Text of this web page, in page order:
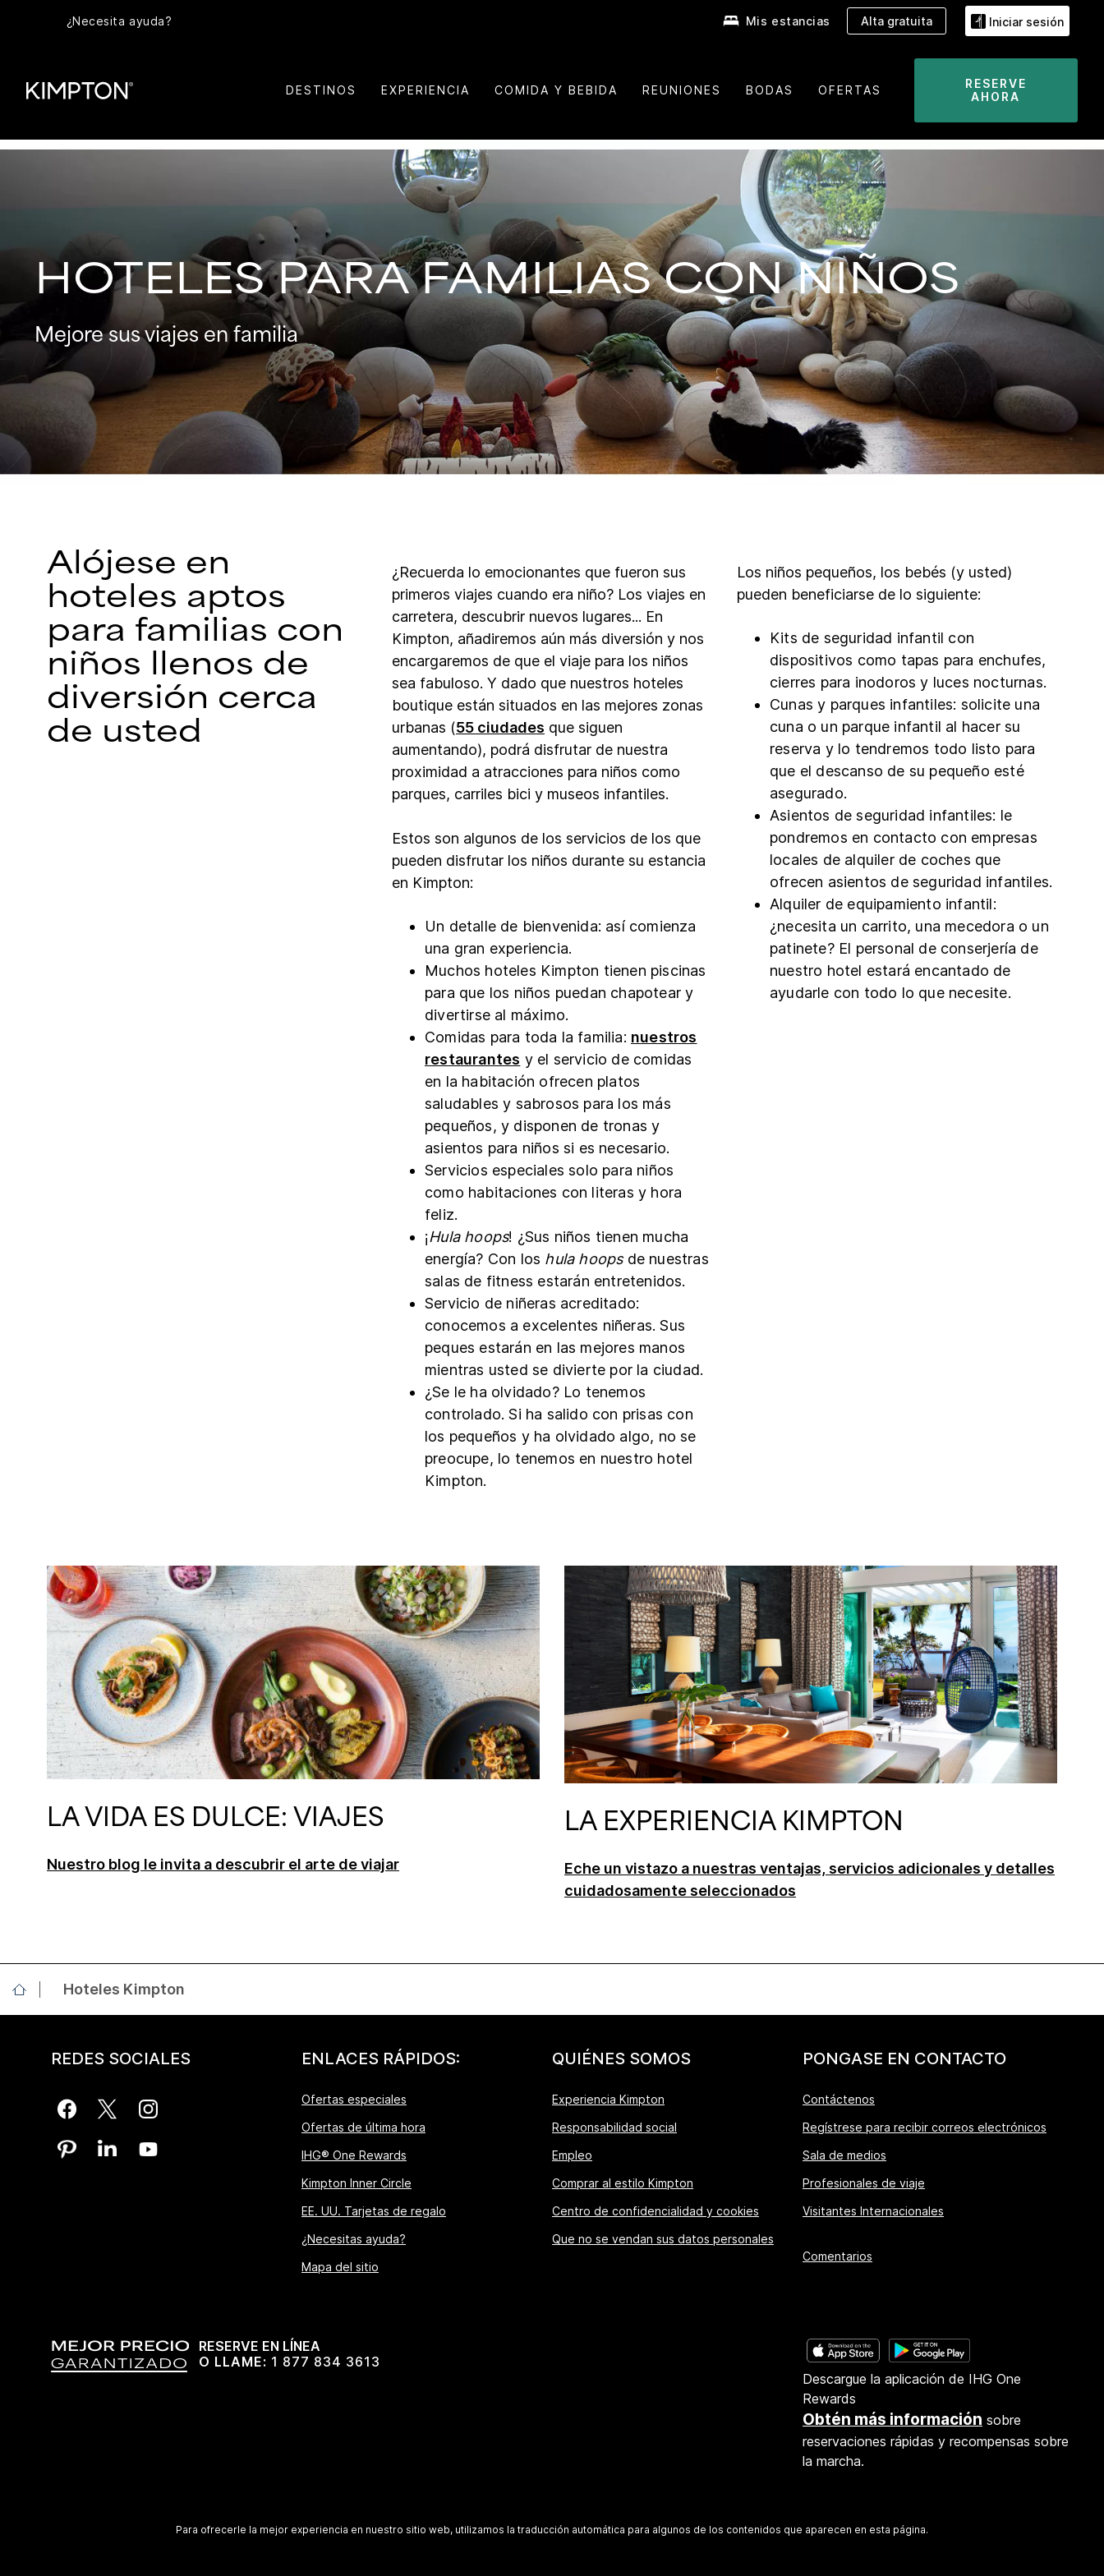
¿Necesita ayuda? Mis estancias Alta gratuita Iniciar sesión
DESTINOS EXPERIENCIA COMIDA Y BEBIDA REUNIONES BODAS OFERTAS
RESERVE
AHORA
HOTELES PARA FAMILIAS CON NIÑOS
Mejore sus viajes en familia
Alójese en
hoteles aptos
para familias con
niños llenos de
diversión cerca
de usted
¿Recuerda lo emocionantes que fueron sus
primeros viajes cuando era niño? Los viajes en
carretera, descubrir nuevos lugares... En
Kimpton, añadiremos aún más diversión y nos
encargaremos de que el viaje para los niños
sea fabuloso. Y dado que nuestros hoteles
boutique están situados en las mejores zonas
urbanas (55 ciudades que siguen
aumentando), podrá disfrutar de nuestra
proximidad a atracciones para niños como
parques, carriles bici y museos infantiles.
Estos son algunos de los servicios de los que
pueden disfrutar los niños durante su estancia
en Kimpton:
Un detalle de bienvenida: así comienza
una gran experiencia.
Muchos hoteles Kimpton tienen piscinas
para que los niños puedan chapotear y
divertirse al máximo.
Comidas para toda la familia: nuestros
restaurantes y el servicio de comidas
en la habitación ofrecen platos
saludables y sabrosos para los más
pequeños, y disponen de tronas y
asientos para niños si es necesario.
Servicios especiales solo para niños
como habitaciones con literas y hora
feliz.
¡Hula hoops! ¿Sus niños tienen mucha
energía? Con los hula hoopsde nuestras
salas de fitness estarán entretenidos.
Servicio de niñeras acreditado:
conocemos a excelentes niñeras. Sus
peques estarán en las mejores manos
mientras usted se divierte por la ciudad.
¿Se le ha olvidado? Lo tenemos
controlado. Si ha salido con prisas con
los pequeños y ha olvidado algo, no se
preocupe, lo tenemos en nuestro hotel
Kimpton.
Los niños pequeños, los bebés (y usted)
pueden beneficiarse de lo siguiente:
Kits de seguridad infantil con
dispositivos como tapas para enchufes,
cierres para inodoros y luces nocturnas.
Cunas y parques infantiles: solicite una
cuna o un parque infantil al hacer su
reserva y lo tendremos todo listo para
que el descanso de su pequeño esté
asegurado.
Asientos de seguridad infantiles: le
pondremos en contacto con empresas
locales de alquiler de coches que
ofrecen asientos de seguridad infantiles.
Alquiler de equipamiento infantil:
¿necesita un carrito, una mecedora o un
patinete? El personal de conserjería de
nuestro hotel estará encantado de
ayudarle con todo lo que necesite.
LA VIDA ES DULCE: VIAJES
Nuestro blog le invita a descubrir el arte de viajar
LA EXPERIENCIA KIMPTON
Eche un vistazo a nuestras ventajas, servicios adicionales y detalles
cuidadosamente seleccionados
Hoteles Kimpton
REDES SOCIALES ENLACES RÁPIDOS:
Ofertas especiales
Ofertas de última hora
IHG® One Rewards
Kimpton Inner Circle
EE. UU. Tarjetas de regalo
¿Necesitas ayuda?
Mapa del sitio
QUIÉNES SOMOS
Experiencia Kimpton
Responsabilidad social
Empleo
Comprar al estilo Kimpton
Centro de confidencialidad y cookies
Que no se vendan sus datos personales
PONGASE EN CONTACTO
Contáctenos
Regístrese para recibir correos electrónicos
Sala de medios
Profesionales de viaje
Visitantes Internacionales
Comentarios
RESERVE EN LÍNEA
O LLAME: 1 877 834 3613
Descargue la aplicación de IHG One
Rewards
Obtén más información sobre
reservaciones rápidas y recompensas sobre
la marcha.
Para ofrecerle la mejor experiencia en nuestro sitio web, utilizamos la traducción automática para algunos de los contenidos que aparecen en esta página.